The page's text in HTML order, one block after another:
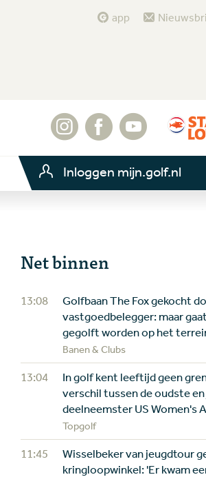
app
Inloggen mijn.golf.nl
Net binnen
13:08
Golfbaan The Fox gekocht
vastgoedbelegger: maar
gegolft worden op het
Banen & Clubs
13:04
In golf kent leeftijd geen
verschil tussen de oudste
deelneemster US Women's
Topgolf
11:45
Wisselbeker van jeugdtour
kringloopwinkel: 'Er kwam